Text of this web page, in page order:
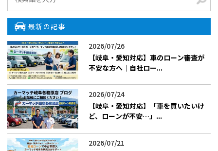
最新の記事
2026/07/26
【岐阜・愛知対応】車のローン審査が
不安な方へ｜自社ロー...
2026/07/24
【岐阜・愛知対応】「車を買いたいけ
ど、ローンが不安…」...
2026/07/21